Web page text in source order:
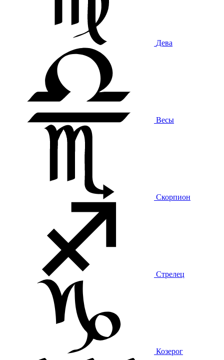
Дева
Весы
Скорпион
Стрелец
Козерог